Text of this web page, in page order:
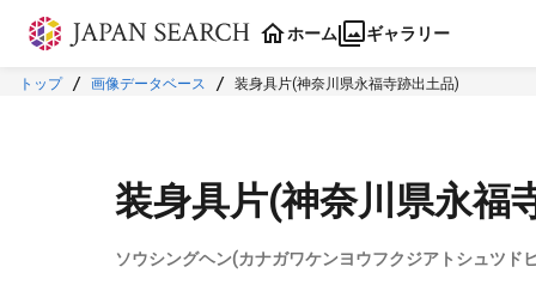
本文に飛ぶ
ホーム ギャラリー
トップ 画像データベース 装身具片(神奈川県永福寺跡出土品)
装身具片(神奈川県永福
ソウシングヘン(カナガワケンヨウフクジアトシュツド